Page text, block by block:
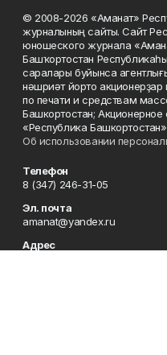
© 2008-2026 «Аманат»
журналының сайты. Сайт
юношеского журнала
Башҡортостан
саралары буйынса
нәшриәт йорто акционерҙар
по печати и средствам
Башкортостан;
«Республика
Об использовании
Телефон
8 (347) 246-31-05
Эл. почта
amanat@yandex.ru
Адрес